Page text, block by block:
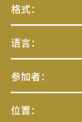
格式：
语言：
参加者：
位置：